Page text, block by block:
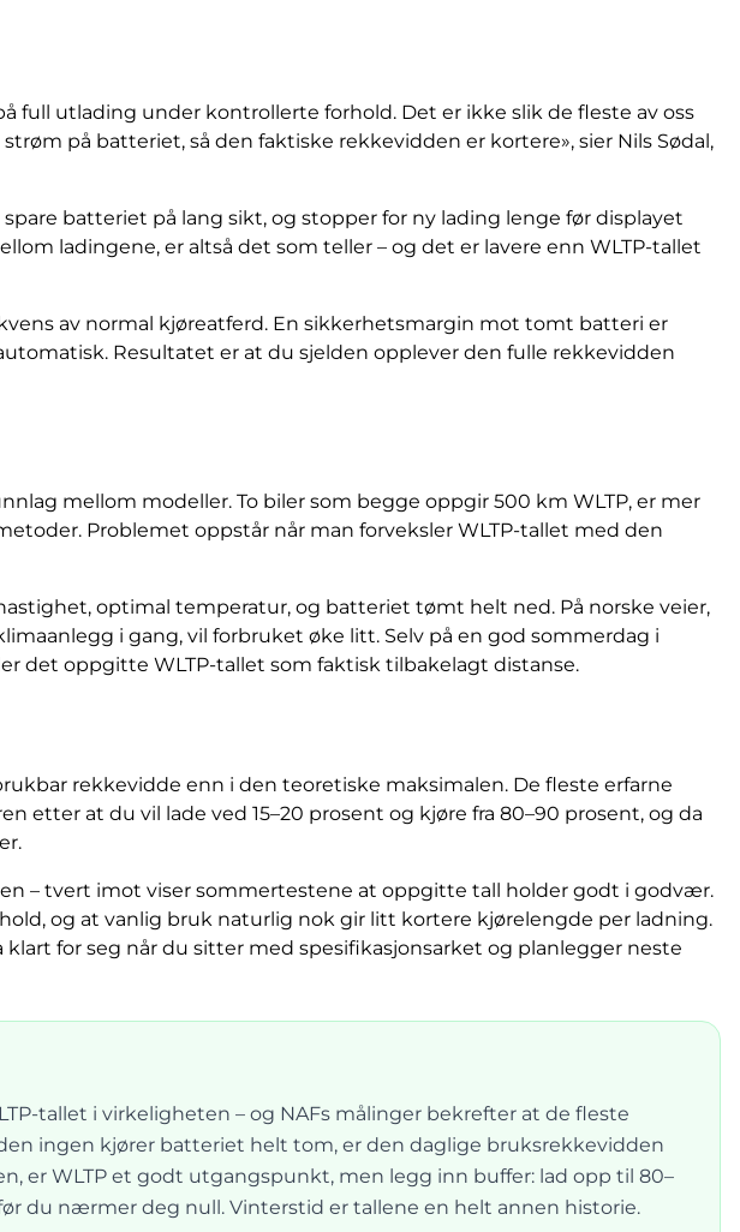
full utlading under kontrollerte forhold. Det er ikke slik de fleste av oss
på batteriet, så den faktiske rekkevidden er kortere», sier Nils Sødal,
batteriet på lang sikt, og stopper for ny lading lenge før displayet
ladingene, er altså det som teller – og det er lavere enn WLTP-tallet
av normal kjøreatferd. En sikkerhetsmargin mot tomt batteri er
Resultatet er at du sjelden opplever den fulle rekkevidden
mellom modeller. To biler som begge oppgir 500 km WLTP, er mer
Problemet oppstår når man forveksler WLTP-tallet med den
optimal temperatur, og batteriet tømt helt ned. På norske veier,
i gang, vil forbruket øke litt. Selv på en god sommerdag i
det oppgitte WLTP-tallet som faktisk tilbakelagt distanse.
rekkevidde enn i den teoretiske maksimalen. De fleste erfarne
etter at du vil lade ved 15–20 prosent og kjøre fra 80–90 prosent, og da
– tvert imot viser sommertestene at oppgitte tall holder godt i godvær.
og at vanlig bruk naturlig nok gir litt kortere kjørelengde per ladning.
for seg når du sitter med spesifikasjonsarket og planlegger neste
tallet i virkeligheten – og NAFs målinger bekrefter at de fleste
ingen kjører batteriet helt tom, er den daglige bruksrekkevidden
er WLTP et godt utgangspunkt, men legg inn buffer: lad opp til 80–
du nærmer deg null. Vinterstid er tallene en helt annen historie.